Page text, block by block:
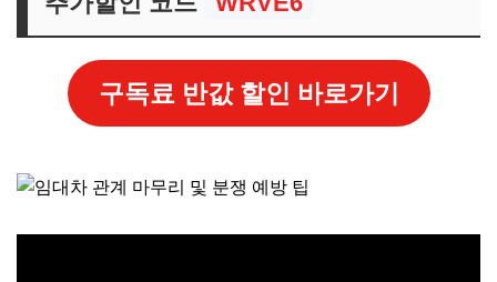
구독료 반값 할인 바로가기